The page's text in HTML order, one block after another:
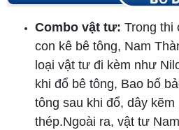
Combo vật tư: Trong thi
con kê bê tông, Nam
loại vật tư đi kèm như
khi đổ bê tông, Bao bố
tông sau khi đổ, dây
thép.Ngoài ra, vật tư